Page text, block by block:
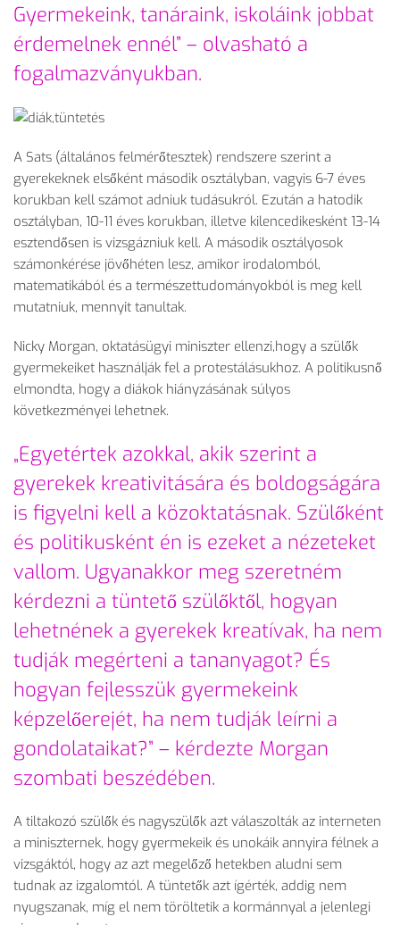
Gyermekeink, tanáraink, iskoláink jobbat
érdemelnek ennél” – olvasható a
fogalmazványukban.
A Sats (általános felmérőtesztek) rendszere szerint a
gyerekeknek elsőként második osztályban, vagyis 6-7 éves
korukban kell számot adniuk tudásukról. Ezután a hatodik
osztályban, 10-11 éves korukban, illetve kilencedikesként 13-14
esztendősen is vizsgázniuk kell. A második osztályosok
számonkérése jövőhéten lesz, amikor irodalomból,
matematikából és a természettudományokból is meg kell
mutatniuk, mennyit tanultak.
Nicky Morgan, oktatásügyi miniszter ellenzi,hogy a szülők
gyermekeiket használják fel a protestálásukhoz. A politikusnő
elmondta, hogy a diákok hiányzásának súlyos
következményei lehetnek.
„Egyetértek azokkal, akik szerint a
gyerekek kreativitására és boldogságára
is figyelni kell a közoktatásnak. Szülőként
és politikusként én is ezeket a nézeteket
vallom. Ugyanakkor meg szeretném
kérdezni a tüntető szülőktől, hogyan
lehetnének a gyerekek kreatívak, ha nem
tudják megérteni a tananyagot? És
hogyan fejlesszük gyermekeink
képzelőerejét, ha nem tudják leírni a
gondolataikat?” – kérdezte Morgan
szombati beszédében.
A tiltakozó szülők és nagyszülők azt válaszolták az interneten
a miniszternek, hogy gyermekeik és unokáik annyira félnek a
vizsgáktól, hogy az azt megelőző hetekben aludni sem
tudnak az izgalomtól. A tüntetők azt ígérték, addig nem
nyugszanak, míg el nem töröltetik a kormánnyal a jelenlegi